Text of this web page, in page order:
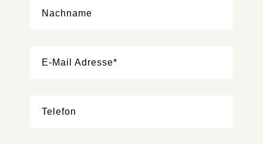
Nachname
E-Mail Adresse*
Telefon